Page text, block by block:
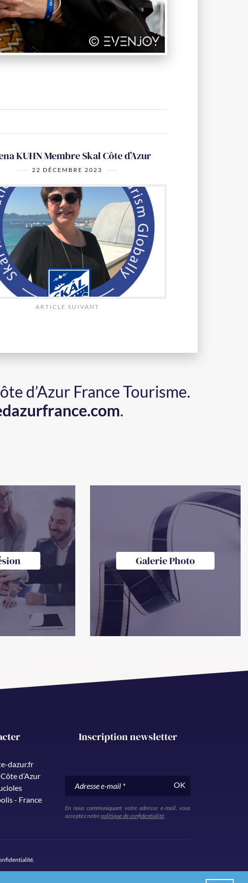
KUHN Membre Skal Côte d’Azur
22 DÉCEMBRE 2023
ARTICLE SUIVANT
d’Azur France Tourisme.
.
Galerie Photo
dazur.fr
d’Azur
- France
Inscription newsletter
OK
En nous communiquant votre adresse e-mail, vous
acceptez notre politique de confidentialité.
.